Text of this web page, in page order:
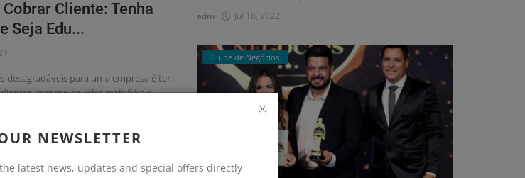
NEWSLETTER
latest news, updates and special offers directly
Cliente: Tenha
Seja Edu...
desagradáveis para uma empresa é ter
mesmo aqueles mais fiéis e
adm Jul 18, 2022
Clube de Negócios